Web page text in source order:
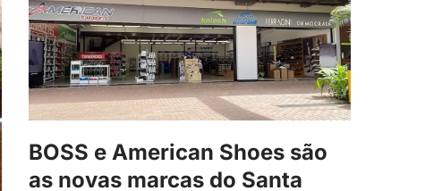
BOSS e American Shoes são
as novas marcas do Santa